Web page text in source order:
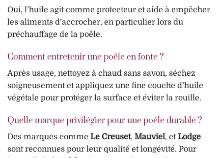
Oui, l’huile agit comme protecteur et aide à empêcher
les aliments d’accrocher, en particulier lors du
préchauffage de la poêle.
Comment entretenir une poêle en fonte ?
Après usage, nettoyez à chaud sans savon, séchez
soigneusement et appliquez une fine couche d’huile
végétale pour protéger la surface et éviter la rouille.
Quelle marque privilégier pour une poêle durable ?
Des marques comme Le Creuset, Mauviel, etLodge
sont reconnues pour leur qualité et longévité. Pour